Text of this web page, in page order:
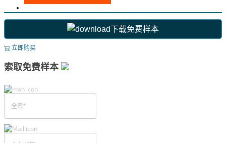
下载免费样本
立即购买
索取免费样本